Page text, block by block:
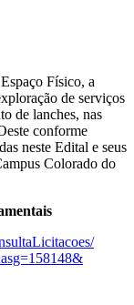
Físico, a
de serviços
de lanches, nas
conforme
neste Edital e seus
Colorado do